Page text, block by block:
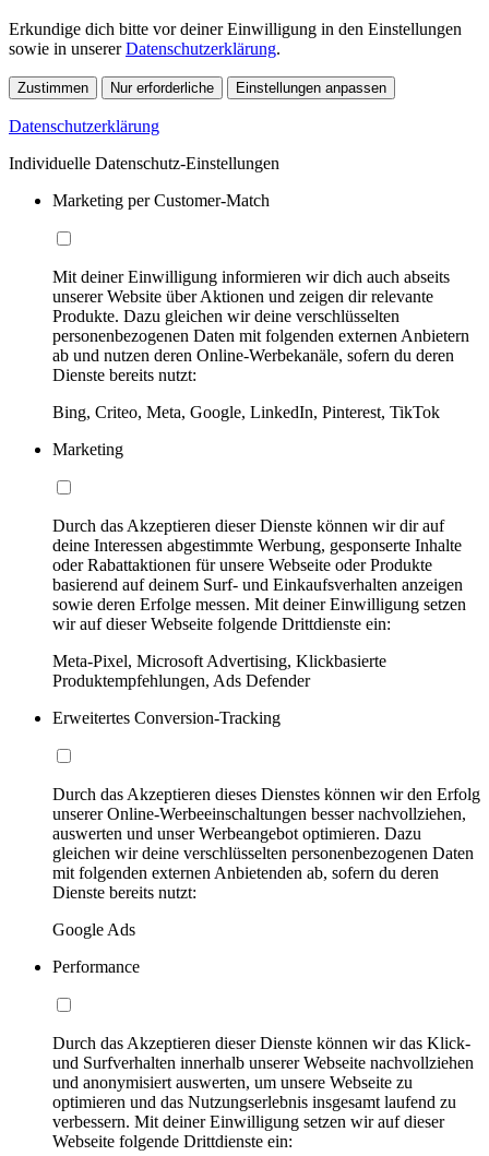
Erkundige dich bitte vor deiner Einwilligung in den Einstellungen
sowie in unsererDatenschutzerklärung.
Zustimmen Nur erforderliche Einstellungen anpassen
Datenschutzerklärung
Individuelle Datenschutz-Einstellungen
Marketing per Customer-Match
Mit deiner Einwilligung informieren wir dich auch abseits
unserer Website über Aktionen und zeigen dir relevante
Produkte. Dazu gleichen wir deine verschlüsselten
personenbezogenen Daten mit folgenden externen Anbietern
ab und nutzen deren Online-Werbekanäle, sofern du deren
Dienste bereits nutzt:
Bing, Criteo, Meta, Google, LinkedIn, Pinterest, TikTok
Marketing
Durch das Akzeptieren dieser Dienste können wir dir auf
deine Interessen abgestimmte Werbung, gesponserte Inhalte
oder Rabattaktionen für unsere Webseite oder Produkte
basierend auf deinem Surf- und Einkaufsverhalten anzeigen
sowie deren Erfolge messen. Mit deiner Einwilligung setzen
wir auf dieser Webseite folgende Drittdienste ein:
Meta-Pixel, Microsoft Advertising, Klickbasierte
Produktempfehlungen, Ads Defender
Erweitertes Conversion-Tracking
Durch das Akzeptieren dieses Dienstes können wir den Erfolg
unserer Online-Werbeeinschaltungen besser nachvollziehen,
auswerten und unser Werbeangebot optimieren. Dazu
gleichen wir deine verschlüsselten personenbezogenen Daten
mit folgenden externen Anbietenden ab, sofern du deren
Dienste bereits nutzt:
Google Ads
Performance
Durch das Akzeptieren dieser Dienste können wir das Klick-
und Surfverhalten innerhalb unserer Webseite nachvollziehen
und anonymisiert auswerten, um unsere Webseite zu
optimieren und das Nutzungserlebnis insgesamt laufend zu
verbessern. Mit deiner Einwilligung setzen wir auf dieser
Webseite folgende Drittdienste ein: